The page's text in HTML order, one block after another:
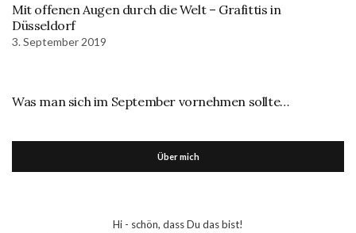
Mit offenen Augen durch die Welt – Grafittis in
Düsseldorf
3. September 2019
Was man sich im September vornehmen sollte…
Über mich
Hi - schön, dass Du das bist!